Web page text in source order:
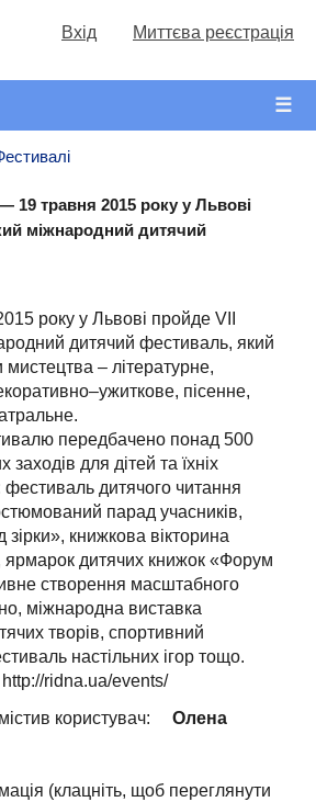
Вхід Миттєва реєстрація
☰
19 травня 2015 року у Львові
міжнародний дитячий
року у Львові пройде VII
дитячий фестиваль, який
мистецтва – літературне,
пісенне,
передбачено понад 500
заходів для дітей та їхніх
фестиваль дитячого читання
парад учасників,
зірки», книжкова вікторина
ярмарок дитячих книжок «Форум
створення масштабного
міжнародна виставка
творів, спортивний
настільних ігор тощо.
ridna.ua/events/
користувач:
Олена
(клацніть, щоб переглянути